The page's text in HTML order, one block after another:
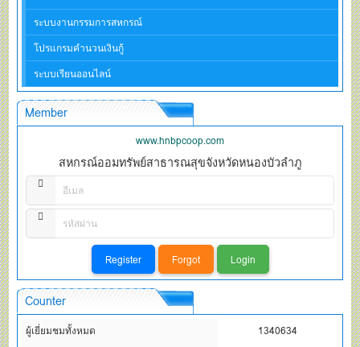
ระบบงานกรรมการสหกรณ์
โปรแกรมคำนวนเงินกู้
ระบบเรียนออนไลน์
Member
www.hnbpcoop.com
สหกรณ์ออมทรัพย์สาธารณสุขจังหวัดหนองบัวลำภู
Counter
ผู้เยี่ยมชมทั้งหมด
1340634